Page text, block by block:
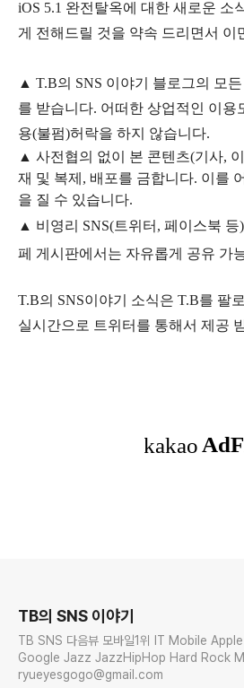
iOS 5.1 완전탈옥에 대한 새로운 소
게 전해드릴 것을 약속 드리면서 이
▲ T.B의 SNS 이야기 블 로그의 모
를 받습니다. 어떠한 상업적인 이용
용(불펌)허락을 하지 않습니다.
▲ 사전협의 없이 본 콘텐츠(기사,
재 및 복제, 배포를 금합니다. 이를
을 질 수 있습니다.
▲ 비영리 SNS(트위터, 페이스북
페 게시판에서는 자유롭게 공유 가
T.B의 SNS이야기 소식은 T.B를 팔
실시간으로 트위터를 통해서 제공
TB의 SNS 이야기
TB SNS 다음뷰 모바일1위 IT Mobile
Google Jazz JazzHipHop Hard Rock
ryueyesgogo@gmail.com